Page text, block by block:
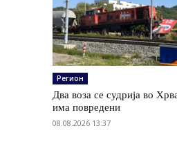
Регион
Два воза се судрија во
има повредени
08.08.2026 13:37